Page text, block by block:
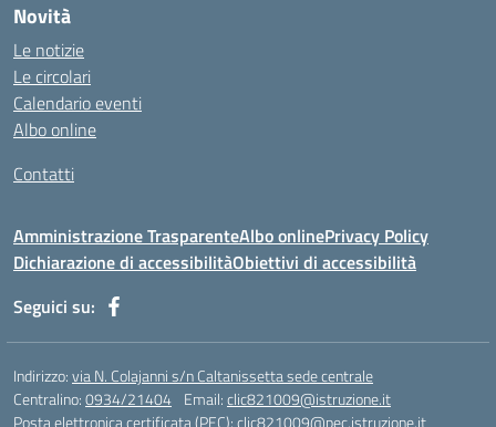
https://ammax.com.br/contato/
https://jsph.loupiasconference.org/
https://barconsultant.fr/
https://honda-permata.id
https://consumidor.educandoalcampo.org/
https://supremesolar.id/about-us/
https://irgap.unistra.fr/
https://jebma.loupiasconference.org
https://promo.rockbowl.com.br/
https://coronginformasi.com/
https://bellatorequestrian.co.id/
https://trafficbuilder.biz/
https://training.messring.de/
Novità
Le notizie
Le circolari
Calendario eventi
Albo online
Contatti
Amministrazione TrasparenteAlbo onlinePrivacy Policy
Dichiarazione di accessibilitàObiettivi di accessibilità
Seguici su:
Indirizzo:via N. Colajanni s/n Caltanissetta sede centrale
Centralino:0934/21404 Email:clic821009@istruzione.it